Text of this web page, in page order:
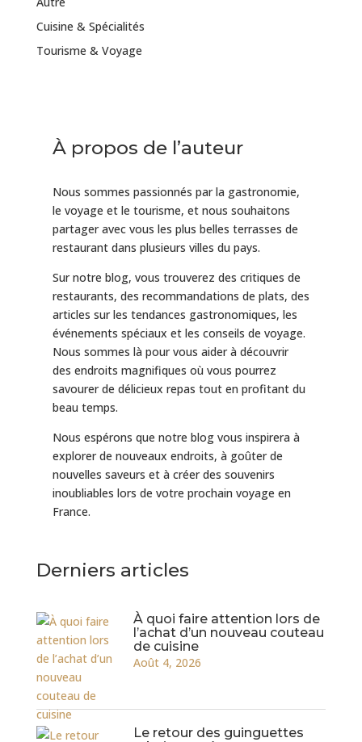
Cuisine & Spécialités
Tourisme & Voyage
À propos de l’auteur
Nous sommes passionnés par la gastronomie,
le voyage et le tourisme, et nous souhaitons
partager avec vous les plus belles terrasses de
restaurant dans plusieurs villes du pays.
Sur notre blog, vous trouverez des critiques de
restaurants, des recommandations de plats, des
articles sur les tendances gastronomiques, les
événements spéciaux et les conseils de voyage.
Nous sommes là pour vous aider à découvrir
des endroits magnifiques où vous pourrez
savourer de délicieux repas tout en profitant du
beau temps.
Nous espérons que notre blog vous inspirera à
explorer de nouveaux endroits, à goûter de
nouvelles saveurs et à créer des souvenirs
inoubliables lors de votre prochain voyage en
France.
Derniers articles
À quoi faire attention lors de
l’achat d’un nouveau couteau
de cuisine
Août 4, 2026
Le retour des guinguettes